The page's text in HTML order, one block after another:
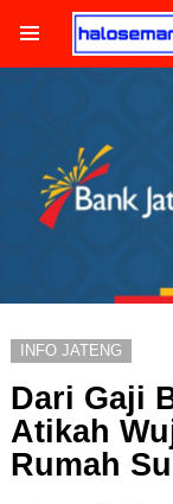
INFO JATENG
Dari Gaji
Atikah
Rumah